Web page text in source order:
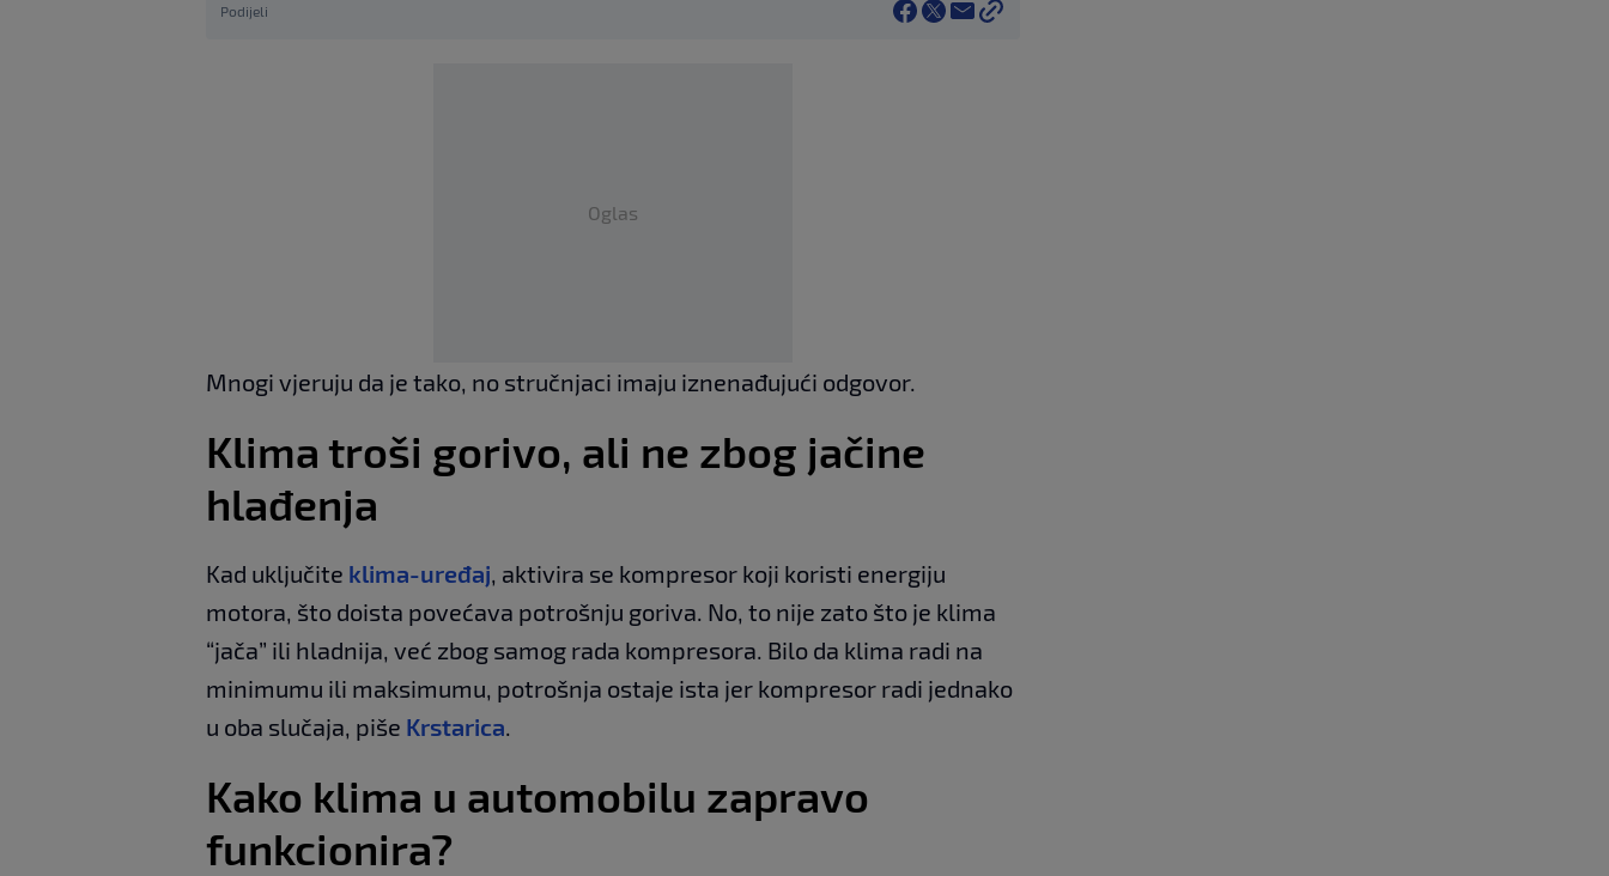
Podijeli
Oglas
Mnogi vjeruju da je tako, no stručnjaci imaju iznenađujući odgovor.
Klima troši gorivo, ali ne zbog jačine
hlađenja
Kad uključite klima-uređaj, aktivira se kompresor koji koristi energiju
motora, što doista povećava potrošnju goriva. No, to nije zato što je klima
“jača” ili hladnija, već zbog samog rada kompresora. Bilo da klima radi na
minimumu ili maksimumu, potrošnja ostaje ista jer kompresor radi jednako
u oba slučaja, piše Krstarica.
Kako klima u automobilu zapravo
funkcionira?